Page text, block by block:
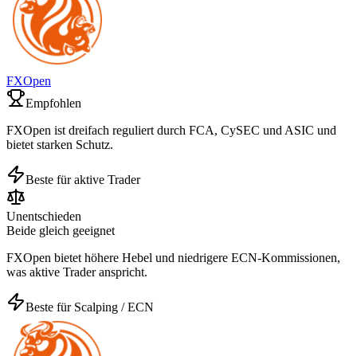
FXOpen
Empfohlen
FXOpen ist dreifach reguliert durch FCA, CySEC und ASIC und
bietet starken Schutz.
Beste für aktive Trader
Unentschieden
Beide gleich geeignet
FXOpen bietet höhere Hebel und niedrigere ECN-Kommissionen,
was aktive Trader anspricht.
Beste für Scalping / ECN